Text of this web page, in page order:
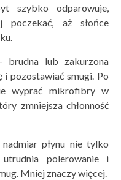
szybko odparowuje,
poczekać, aż słońce
brudna lub zakurzona
pozostawiać smugi. Po
wyprać mikrofibry w
zmniejsza chłonność
nadmiar płynu nie tylko
polerowanie i
Mniej znaczy więcej.